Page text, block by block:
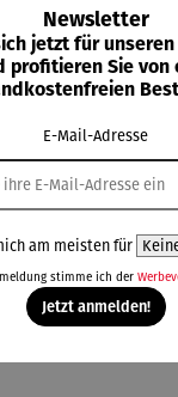
Material-Auswahl
Silber Vergoldet
In den Warenkorb
Newsletter
jetzt für
profitieren Sie von
E-Mail-Adresse
am meisten für
stimme ich der
Jetzt anmelden!